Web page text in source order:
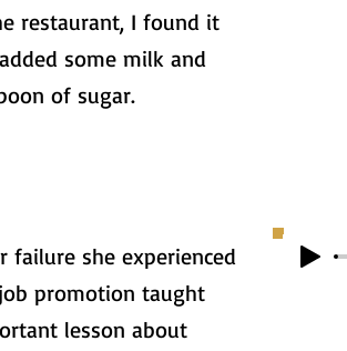
restaurant, I found it
some milk and
of sugar.
failure she experienced
promotion taught
lesson about